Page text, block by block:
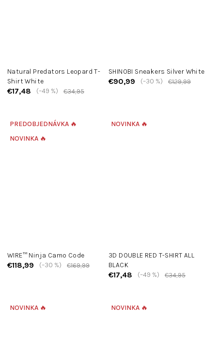
Natural Predators Leopard T-
Shirt White
€17,48 €34,95
(–49 %)
SHINOBI Sneakers Silver White
€90,99 €129,99
(–30 %)
PREDOBJEDNÁVKA 🔥
NOVINKA 🔥
WIRE™ Ninja Camo Code
€118,99 €169,99
(–30 %)
NOVINKA 🔥
3D DOUBLE RED T-SHIRT ALL
BLACK
€17,48 €34,95
(–49 %)
NOVINKA 🔥 NOVINKA 🔥